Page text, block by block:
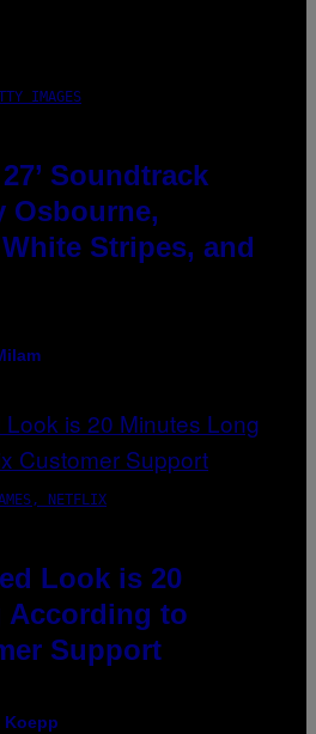
IMAGES
Soundtrack
Osbourne,
Stripes, and
NETFLIX
Look is 20
According to
Support
Koepp